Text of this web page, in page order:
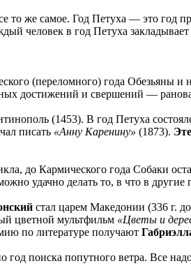
то же самое. Год Петуха — это год
человек в год Петуха
(переломного) года Обезьяны и
достижений и свершений —
(1453). В год Петуха
писать «Анну Каренину» (1873).
до Кармического года Собаки
удачно делать то, в что в другие
стал царем Македонии (336 г.
цветной мультфильм «Цветы и
по литературе получают
поиска попутного ветра. Все